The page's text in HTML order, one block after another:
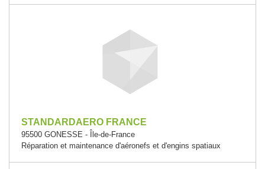
STANDARDAERO FRANCE
95500 GONESSE - Île-de-France
Réparation et maintenance d'aéronefs et d'engins spatiaux